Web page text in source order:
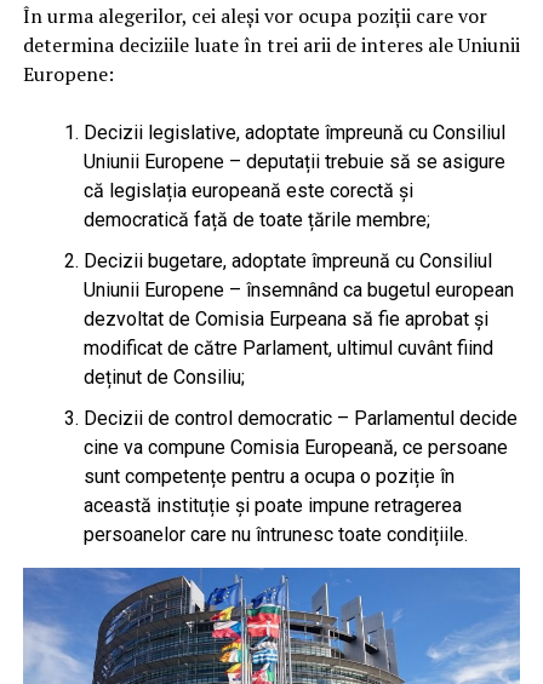
În urma alegerilor, cei aleși vor ocupa poziții care vor
determina deciziile luate în trei arii de interes ale Uniunii
Europene:
Decizii legislative, adoptate împreună cu Consiliul
Uniunii Europene – deputații trebuie să se asigure
că legislația europeană este corectă și
democratică față de toate țările membre;
Decizii bugetare, adoptate împreună cu Consiliul
Uniunii Europene – însemnând ca bugetul european
dezvoltat de Comisia Eurpeana să fie aprobat și
modificat de către Parlament, ultimul cuvânt fiind
deținut de Consiliu;
Decizii de control democratic – Parlamentul decide
cine va compune Comisia Europeană, ce persoane
sunt competențe pentru a ocupa o poziție în
această instituție și poate impune retragerea
persoanelor care nu întrunesc toate condițiile.